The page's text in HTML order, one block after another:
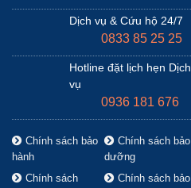
Dịch vụ & Cứu hộ 24/7
0833 85 25 25
Hotline đặt lịch hẹn Dịch
vụ
0936 181 676
Chính sách bảo
hành
Chính sách bảo
dưỡng
Chính sách
Chính sách bảo